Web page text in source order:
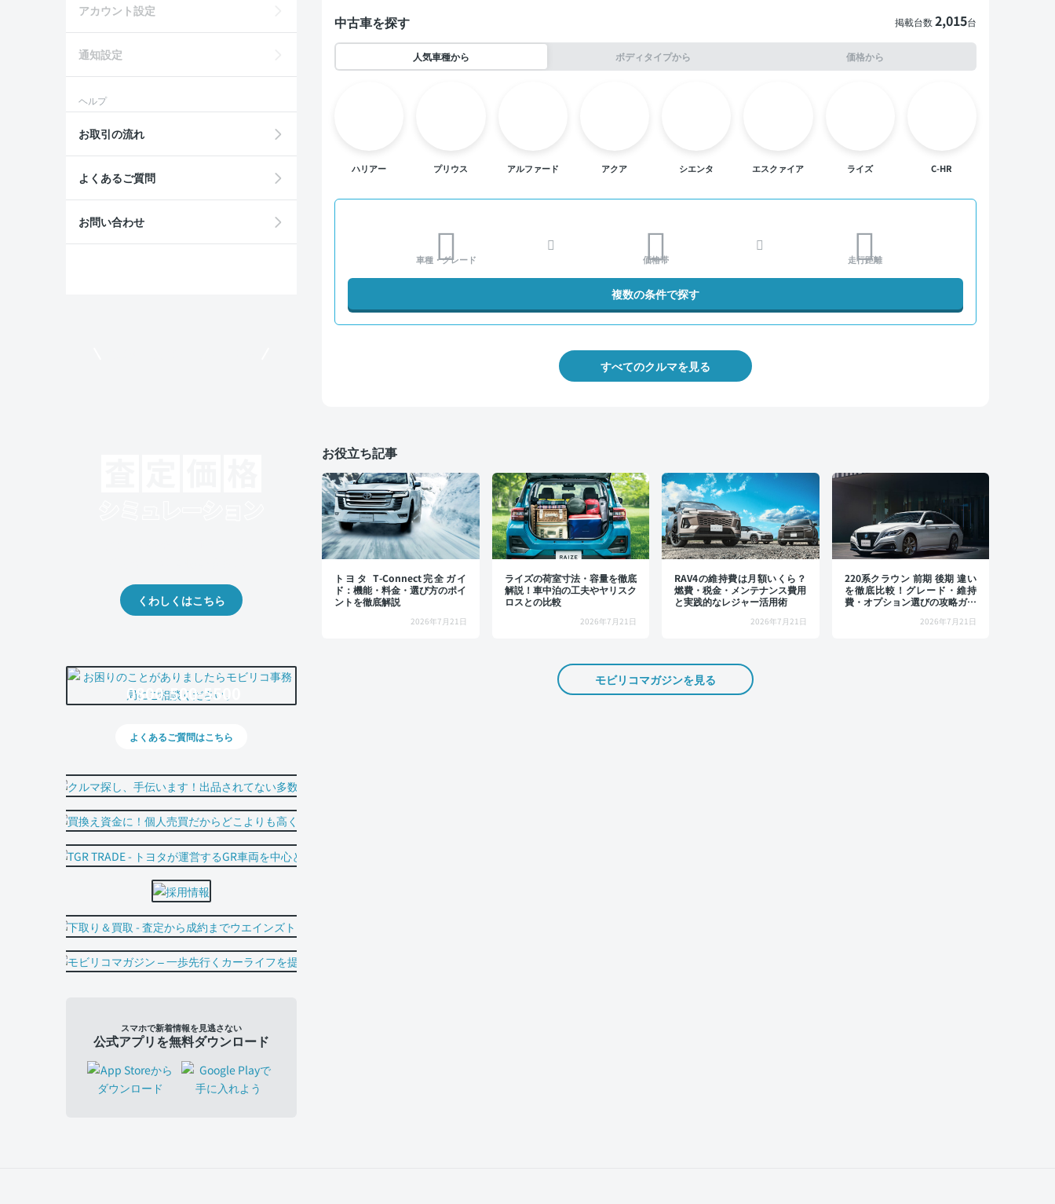
中古車を探す 掲載台数2,015台
人気車種から ボディタイプから 価格から
ハリアー プリウス アルファード アクア シエンタ エスクァイア ライズ C-HR
車種・グレード 価格帯 走行距離
複数の条件で探す
すべてのクルマを見る
お役立ち記事
トヨタ T-Connect完全ガイ
ド：機能・料金・選び方のポイ
ントを徹底解説
2026年7月21日
ライズの荷室寸法・容量を徹底
解説！車中泊の工夫やヤリスク
ロスとの比較
2026年7月21日
RAV4の維持費は月額いくら？
燃費・税金・メンテナンス費用
と実践的なレジャー活用術
2026年7月21日
220系クラウン 前期 後期 違い
を徹底比較！グレード・維持
費・オプション選びの攻略ガイ
2026年7月21日
モビリコマガジンを見る
アカウント設定
通知設定
ヘルプ
お取引の流れ
よくあるご質問
お問い合わせ
くわしくはこちら
0800-500-5500
よくあるご質問はこちら
スマホで新着情報を見逃さない
公式アプリを無料ダウンロード